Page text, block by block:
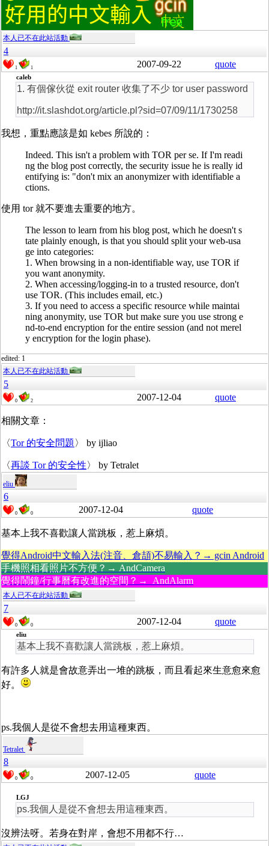
本人已不在此站活動
4
1 1 2007-09-22 quote
caleb
1. 有個傢伙從 exit router 收集了不少 tor user password
http://it.slashdot.org/article.pl?sid=07/09/11/1730258
我想，重點應該是如 kebes 所說的：
Indeed. This isn't a problem with TOR per se. If I'm readi
ng the blog post correctly, the security issue he is really id
entifying is: "don't mix an anonymizer with identifiable a
ctions.
使用 tor 就不要進去重要的地方。
The lesson to learn from his blog post, which he doesn't s
tate plainly enough, is that you should split your web-usa
ge into categories:
1. When browsing in a non-identifiable way, use TOR if
you want anonymity.
2. When accessing/logging-in to a trusted resource, don't
use TOR. (This includes email, etc.)
3. If you need to access a specific resource while maintai
ning anonymity, use TOR but make sure you use strong e
nd-to-end encryption for the entire session (and not merel
y encryption for the login phase).
edited: 1
本人已不在此站活動
5
0 2 2007-12-04 quote
相關文章：
〈Tor 的安全問題〉 by ijliao
〈再談 Tor 的安全性〉 by Tetralet
eliu
6
0 0 2007-12-04 quote
基本上我不喜歡讓人當跳板，惹上麻煩。
覺得Android中文輸入法(注音、倉頡)不易輸入？→ gcin Android
手機照相看照片不方便？→ AndCamera
覺得鬧鐘/行事曆有改進的空間？→ AndAlarm
本人已不在此站活動
7
0 0 2007-12-04 quote
eliu
基本上我不喜歡讓人當跳板，惹上麻煩。
有許多人就是會故意弄出一堆的跳板，而且看起來生意愈來愈
好。
ps.我個人是從不會想去用這種東西。
Tetralet
8
0 0 2007-12-05 quote
LGJ
ps.我個人是從不會想去用這種東西。
沒辨法呀。若身在對岸，會想不用都不行…